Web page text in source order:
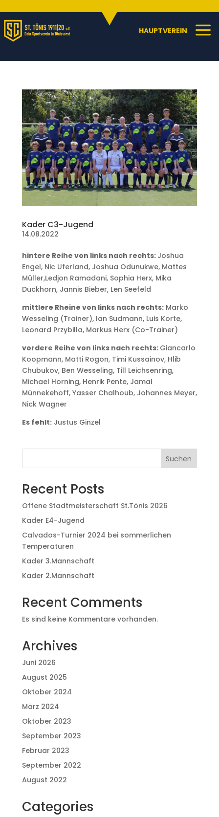
C
HAUPTVEREIN a
Kader C3-Jugend
14.08.2022
hintere Reihe von links nach rechts: Joshua
Engel, Nic Uferland, Joshua Odunukwe, Mattes
Müller,Ledjon Ramadani, Sophia Herx, Mika
Duckhorn, Jannis Bieber, Len Seefeld
mittlere Rheine von links nach rechts:Marko
Wesseling (Trainer), Ian Sudmann, Luis Korte,
Leonard Przybilla, Markus Herx (Co-Trainer)
vordere Reihe von links nach rechts: Giancarlo
Koopmann, Matti Rogon, Timi Kussainov, Hlib
Chubukov, Ben Wesseling, Till Leichsenring,
Michael Horning, Henrik Pente, Jamal
Münnekehoff, Yasser Chalhoub, Johannes Meyer,
Nick Wagner
Es fehlt:Justus Ginzel
Suchen
Recent Posts
Offene Stadtmeisterschaft St.Tönis 2026
Kader E4-Jugend
Calvados-Turnier 2024 bei sommerlichen
Temperaturen
Kader 3.Mannschaft
Kader 2.Mannschaft
Recent Comments
Es sind keine Kommentare vorhanden.
Archives
Juni 2026
August 2025
Oktober 2024
März 2024
Oktober 2023
September 2023
Februar 2023
September 2022
August 2022
Categories